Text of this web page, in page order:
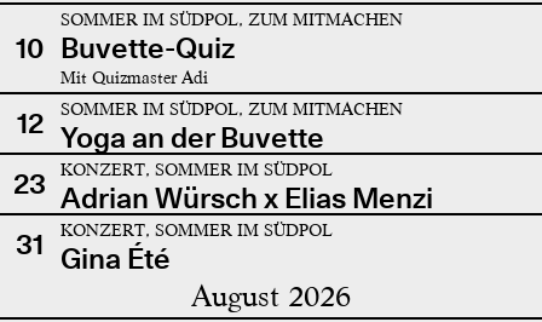
10
SOMMER IM SÜDPOL, ZUM MITMACHEN
Buvette-Quiz
Mit Quizmaster Adi
12 SOMMER IM SÜDPOL, ZUM MITMACHEN
Yoga an der Buvette
23
KONZERT, SOMMER IM SÜDPOL
Adrian Würsch x Elias Menzi
31
KONZERT, SOMMER IM SÜDPOL
Gina Été
August 2026